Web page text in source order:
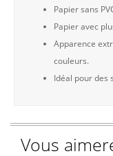
Papier sans
Papier avec
Apparence
couleurs.
Idéal pour des
Vous